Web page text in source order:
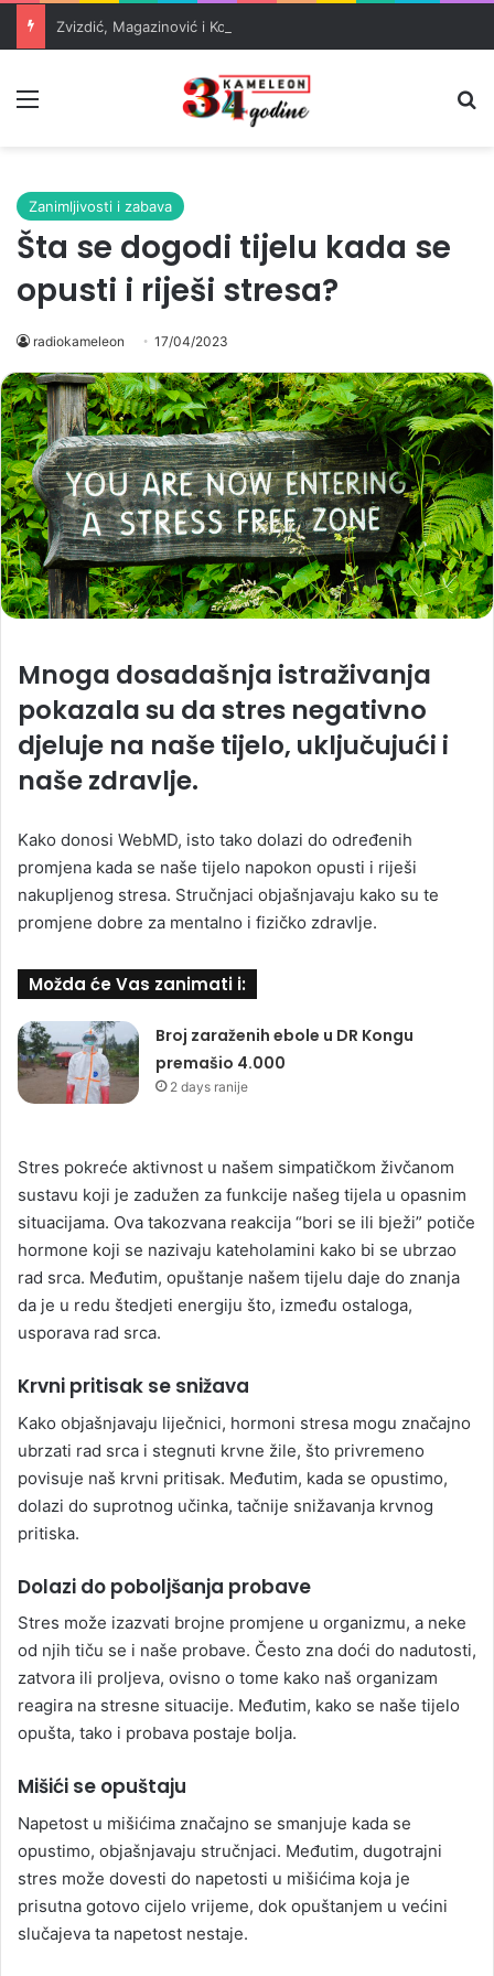
Zanimljivosti i zabava
Šta se dogodi tijelu kada se
opusti i riješi stresa?
radiokameleon 17/04/2023
Mnoga dosadašnja istraživanja
pokazala su da stres negativno
djeluje na naše tijelo, uključujući i
naše zdravlje.
Kako donosi WebMD, isto tako dolazi do određenih
promjena kada se naše tijelo napokon opusti i riješi
nakupljenog stresa. Stručnjaci objašnjavaju kako su te
promjene dobre za mentalno i fizičko zdravlje.
Možda će Vas zanimati i:
Broj zaraženih ebole u DR Kongu
premašio 4.000
2 days ranije
Stres pokreće aktivnost u našem simpatičkom živčanom
sustavu koji je zadužen za funkcije našeg tijela u opasnim
situacijama. Ova takozvana reakcija “bori se ili bježi” potiče
hormone koji se nazivaju kateholamini kako bi se ubrzao
rad srca. Međutim, opuštanje našem tijelu daje do znanja
da je u redu štedjeti energiju što, između ostaloga,
usporava rad srca.
Krvni pritisak se snižava
Kako objašnjavaju liječnici, hormoni stresa mogu značajno
ubrzati rad srca i stegnuti krvne žile, što privremeno
povisuje naš krvni pritisak. Međutim, kada se opustimo,
dolazi do suprotnog učinka, tačnije snižavanja krvnog
pritiska.
Dolazi do poboljšanja probave
Stres može izazvati brojne promjene u organizmu, a neke
od njih tiču se i naše probave. Često zna doći do nadutosti,
zatvora ili proljeva, ovisno o tome kako naš organizam
reagira na stresne situacije. Međutim, kako se naše tijelo
opušta, tako i probava postaje bolja.
Mišići se opuštaju
Napetost u mišićima značajno se smanjuje kada se
opustimo, objašnjavaju stručnjaci. Međutim, dugotrajni
stres može dovesti do napetosti u mišićima koja je
prisutna gotovo cijelo vrijeme, dok opuštanjem u većini
slučajeva ta napetost nestaje.